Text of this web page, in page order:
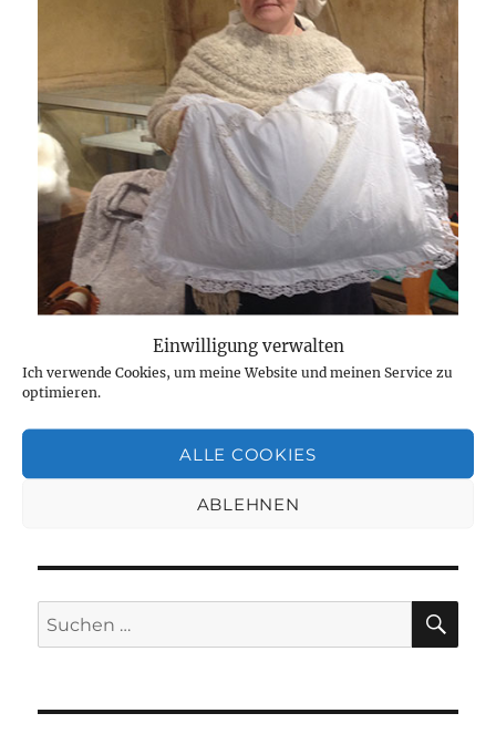
Einwilligung verwalten
Ich verwende Cookies, um meine Website und meinen Service zu
optimieren.
ALLE COOKIES
ABLEHNEN
Wenn du mehr wissen möchtest, dann klick auf das
Suchen
nach: